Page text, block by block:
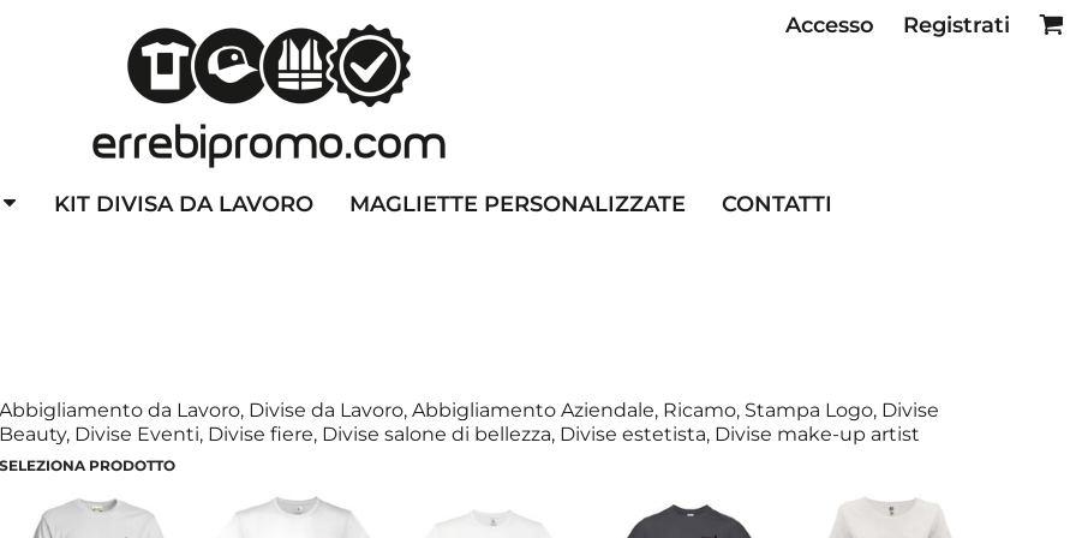
Accesso Registrati
KIT DIVISA DA LAVORO MAGLIETTE PERSONALIZZATE CONTATTI
Abbigliamento da Lavoro, Divise da Lavoro, Abbigliamento Aziendale, Ricamo, Stampa Logo, Divise
Beauty, Divise Eventi, Divise fiere, Divise salone di bellezza, Divise estetista, Divise make-up artist
SELEZIONA PRODOTTO
CAPPELLINI PERSONALIZZATI ALTA VISIBILITA'